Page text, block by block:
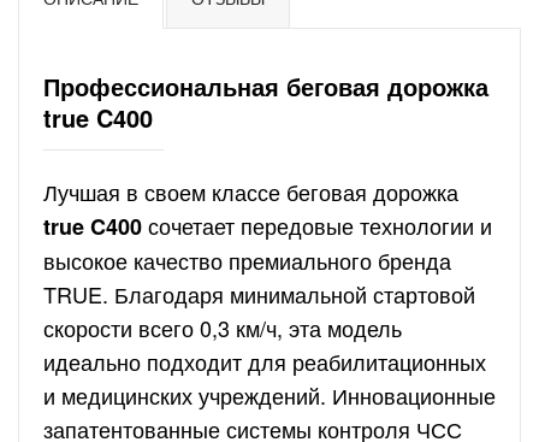
Профессиональная беговая дорожка
true C400
Лучшая в своем классе беговая дорожка
true C400сочетает передовые технологии и
высокое качество премиального бренда
TRUE. Благодаря минимальной стартовой
скорости всего 0,3 км/ч, эта модель
идеально подходит для реабилитационных
и медицинских учреждений. Инновационные
запатентованные системы контроля ЧСС